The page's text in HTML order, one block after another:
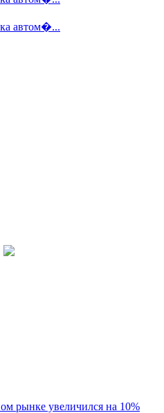
автом�...
рынке увеличился на 10%